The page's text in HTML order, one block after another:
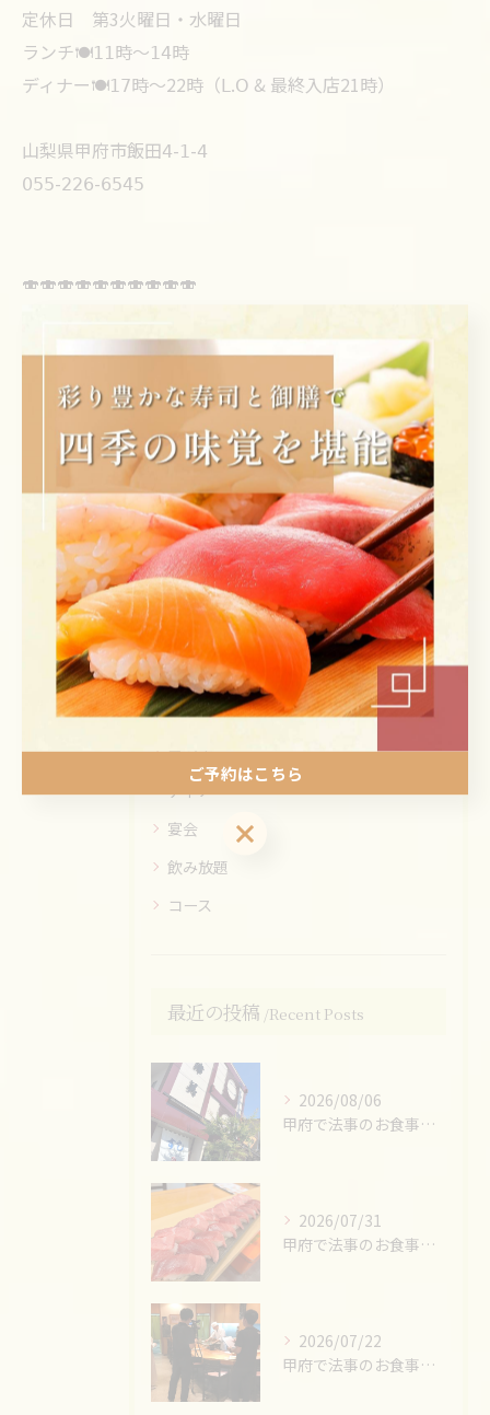
定休日 第3火曜日・水曜日
ランチ🍽𝟣𝟣時〜𝟣𝟦時
ディナー🍽𝟣𝟩時〜22時（𝖫.𝖮 & 最終入店21時）
山梨県甲府市飯田𝟦-𝟣-𝟦
𝟢𝟧𝟧-𝟤𝟤𝟨-𝟨𝟧𝟦𝟧
🍣🍣🍣🍣🍣🍣🍣🍣🍣🍣
↓Follow me↓
@koufu_sushi_izumi
< 前のページ 一覧に戻る 次のページ >
カテゴリー Categories
全てのカテゴリー
ランチ
ディナー
宴会
飲み放題
コース
最近の投稿 Recent Posts
2026/08/06
甲府で法事のお食事ならお任せください！
2026/07/31
甲府で法事のお食事ならお任せください！
2026/07/22
甲府で法事のお食事ならお任せください！
ご予約はこちら
ご予約はこちら